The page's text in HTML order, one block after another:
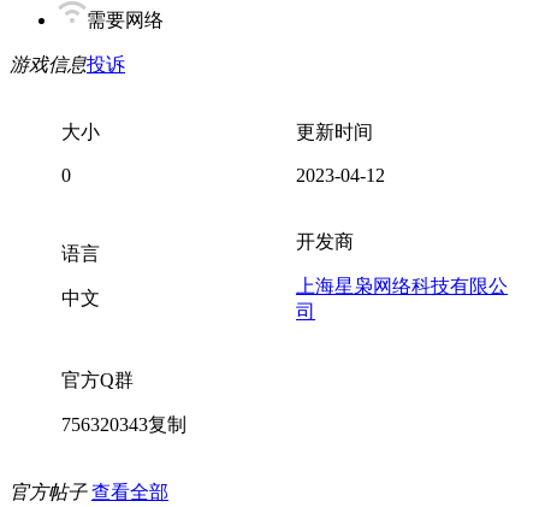
需要网络
游戏信息投诉
大小
0
更新时间
2023-04-12
语言
中文
开发商
上海星枭网络科技有限公
司
官方Q群
756320343复制
官方帖子 查看全部